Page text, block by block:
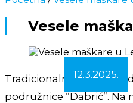
Vesele
12.3.2025.
Tradicionalno već niz
podružnice “Dabrić”.